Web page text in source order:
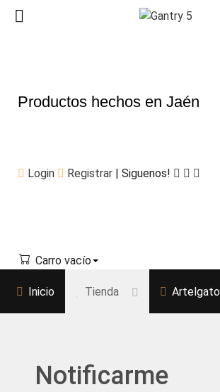
Productos hechos en Jaén
Login Registrar | Siguenos!
Carro vacío
Inicio Tienda Artelgato
Notificarme